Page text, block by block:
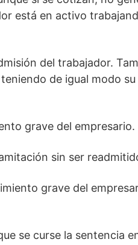
está en activo
del trabajador.
de igual modo
grave del empresario.
sin ser
grave del
se curse la sentencia